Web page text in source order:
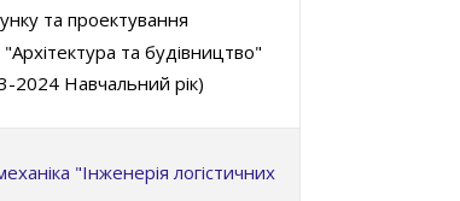
та проектування
та будівництво"
2024 Навчальний рік)
"Інженерія логістичних